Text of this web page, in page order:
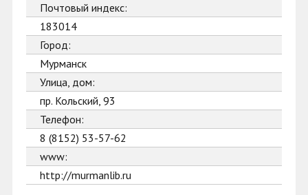
Почтовый индекс:
183014
Город:
Мурманск
Улица, дом:
пр. Кольский, 93
Телефон:
8 (8152) 53-57-62
www:
http://murmanlib.ru